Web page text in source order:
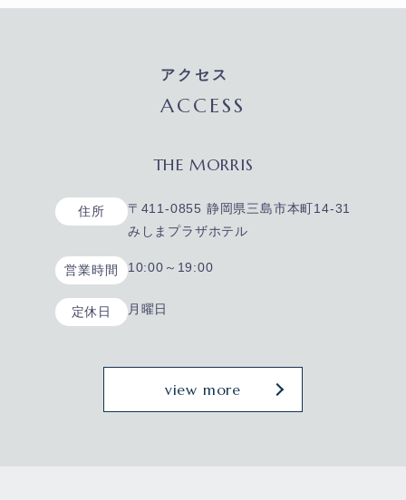
アクセス
ACCESS
THE MORRIS
住所
〒411-0855 静岡県三島市本町14-31
みしまプラザホテル
営業時間 10:00～19:00
定休日 月曜日
view more